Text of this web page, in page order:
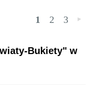
1 2 3 »
Bukiety" w